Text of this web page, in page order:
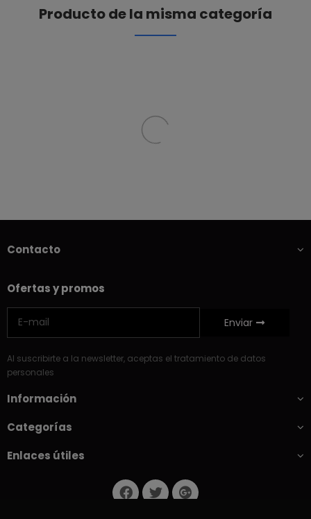
Producto de la misma categoría
Contacto
Ofertas y promos
Enviar
Al suscribirte a la newsletter, aceptas el tratamiento de datos
personales
Información
Categorías
Enlaces útiles